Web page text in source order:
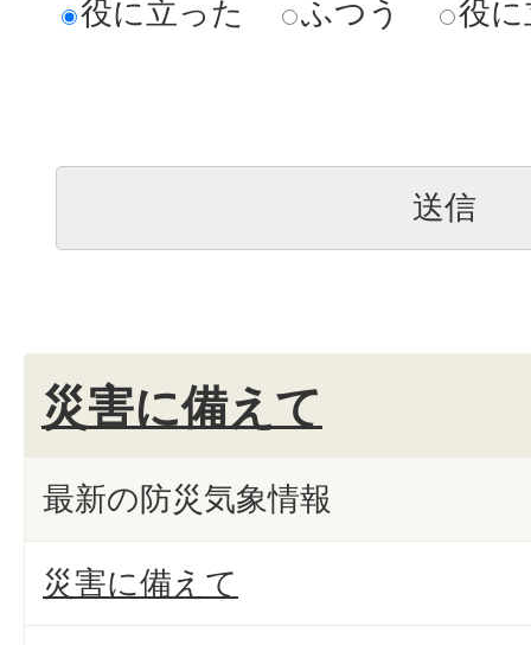
役に立った
ふつう 役
災害に備えて
最新の防災気象情報
災害に備えて